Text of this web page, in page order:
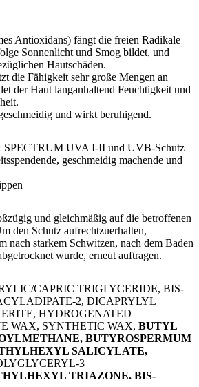
Antioxidans) fängt die freien Radikale
Sonnenlicht und Smog bildet, und
Hautschäden.
die Fähigkeit sehr große Mengen an
der Haut langanhaltend Feuchtigkeit und
und wirkt beruhigend.
SPECTRUM UVA I-II und UVB-Schutz
geschmeidig machende und
und gleichmäßig auf die betroffenen
den Schutz aufrechtzuerhalten,
nach starkem Schwitzen, nach dem Baden
wurde, erneut auftragen.
CAPRIC TRIGLYCERIDE, BIS-
2, DICAPRYLYL
HYDROGENATED
WAX, SYNTHETIC WAX, BUTYL
BUTYROSPERMUM
SALICYLATE,
3
TRIAZONE, BIS-